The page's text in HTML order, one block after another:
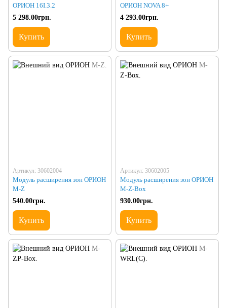
ОРИОН 16I.3.2
5 298.00грн.
Купить
ОРИОН NOVA 8+
4 293.00грн.
Купить
Артикул: 30602004
Модуль расширения зон ОРИОН
M-Z
540.00грн.
Купить
Артикул: 30602005
Модуль расширения зон ОРИОН
M-Z-Box
930.00грн.
Купить